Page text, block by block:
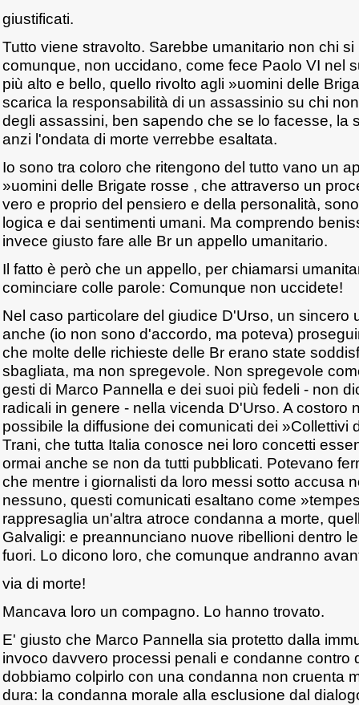
giustificati.
Tutto viene stravolto. Sarebbe umanitario non chi
comunque, non uccidano, come fece Paolo VI nel
più alto e bello, quello rivolto agli »uomini delle
scarica la responsabilità di un assassinio su chi
degli assassini, ben sapendo che se lo facesse, la
anzi l'ondata di morte verrebbe esaltata.
Io sono tra coloro che ritengono del tutto vano un
»uomini delle Brigate rosse , che attraverso un
vero e proprio del pensiero e della personalità,
logica e dai sentimenti umani. Ma comprendo
invece giusto fare alle Br un appello umanitario.
Il fatto è però che un appello, per chiamarsi
cominciare colle parole: Comunque non uccidete!
Nel caso particolare del giudice D'Urso, un sincero
anche (io non sono d'accordo, ma poteva)
che molte delle richieste delle Br erano state
sbagliata, ma non spregevole. Non spregevole
gesti di Marco Pannella e dei suoi più fedeli - non
radicali in genere - nella vicenda D'Urso. A costoro
possibile la diffusione dei comunicati dei »Collettivi
Trani, che tutta Italia conosce nei loro concetti
ormai anche se non da tutti pubblicati. Potevano
che mentre i giornalisti da loro messi sotto accusa
nessuno, questi comunicati esaltano come
rappresaglia un'altra atroce condanna a morte,
Galvaligi: e preannunciano nuove ribellioni dentro
fuori. Lo dicono loro, che comunque andranno
via di morte!
Mancava loro un compagno. Lo hanno trovato.
E' giusto che Marco Pannella sia protetto dalla
invoco davvero processi penali e condanne contro
dobbiamo colpirlo con una condanna non cruenta
dura: la condanna morale alla esclusione dal